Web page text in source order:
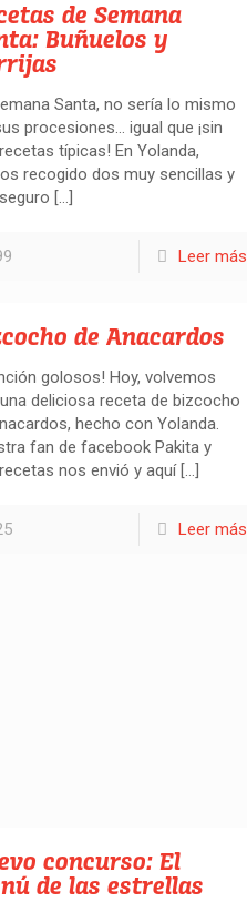
de Semana
Buñuelos y
Santa, no sería lo mismo
procesiones… igual que ¡sin
típicas! En Yolanda,
recogido dos muy sencillas y
[…]
Leer más
de Anacardos
golosos! Hoy, volvemos
deliciosa receta de bizcocho
hecho con Yolanda.
fan de facebook Pakita y
nos envió y aquí[…]
Leer más
concurso: El
de las estrellas